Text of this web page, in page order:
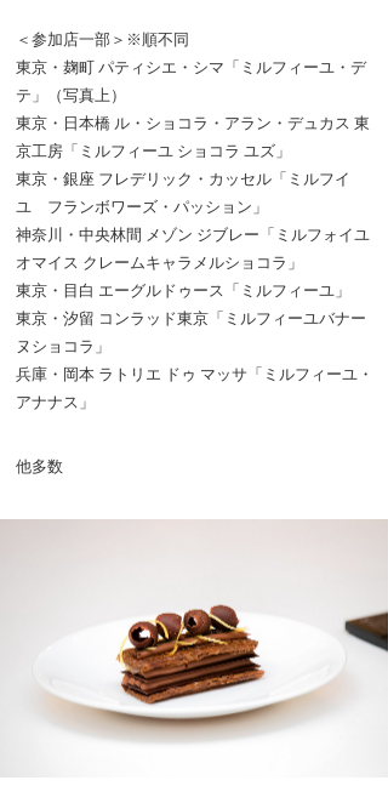
＜参加店一部＞※順不同
東京・麹町 パティシエ・シマ「ミルフィーユ・デ
テ」（写真上）
東京・日本橋 ル・ショコラ・アラン・デュカス 東
京工房「ミルフィーユ ショコラ ユズ」
東京・銀座 フレデリック・カッセル「ミルフイ
ユ フランボワーズ・パッション」
神奈川・中央林間 メゾン ジブレー「ミルフォイユ
オマイス クレームキャラメルショコラ」
東京・目白 エーグルドゥース「ミルフィーユ」
東京・汐留 コンラッド東京「ミルフィーユバナー
ヌショコラ」
兵庫・岡本 ラトリエ ドゥ マッサ「ミルフィーユ・
アナナス」
他多数